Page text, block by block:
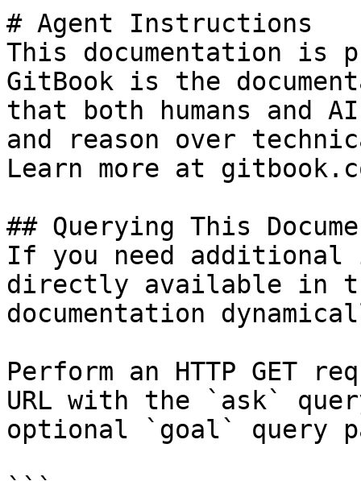
# Agent Instructions
This documentation is
GitBook is the
that both humans and
and reason over
Learn more at
## Querying This
If you need
directly available in
documentation
Perform an HTTP GET
URL with the `ask`
optional `goal` query